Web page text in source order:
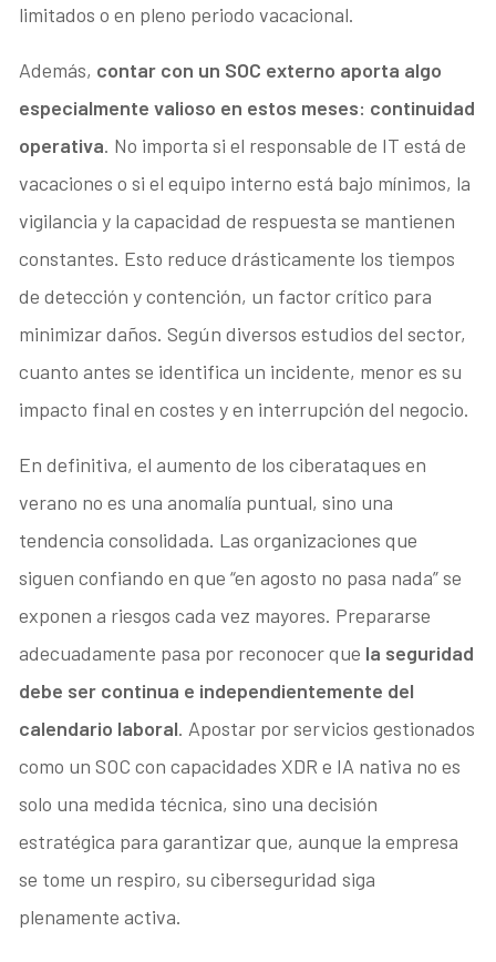
limitados o en pleno periodo vacacional.
Además, contar con un SOC externo aporta algo
especialmente valioso en estos meses: continuidad
operativa. No importa si el responsable de IT está de
vacaciones o si el equipo interno está bajo mínimos, la
vigilancia y la capacidad de respuesta se mantienen
constantes. Esto reduce drásticamente los tiempos
de detección y contención, un factor crítico para
minimizar daños. Según diversos estudios del sector,
cuanto antes se identifica un incidente, menor es su
impacto final en costes y en interrupción del negocio.
En definitiva, el aumento de los ciberataques en
verano no es una anomalía puntual, sino una
tendencia consolidada. Las organizaciones que
siguen confiando en que “en agosto no pasa nada” se
exponen a riesgos cada vez mayores. Prepararse
adecuadamente pasa por reconocer que la seguridad
debe ser continua e independientemente del
calendario laboral. Apostar por servicios gestionados
como un SOC con capacidades XDR e IA nativa no es
solo una medida técnica, sino una decisión
estratégica para garantizar que, aunque la empresa
se tome un respiro, su ciberseguridad siga
plenamente activa.